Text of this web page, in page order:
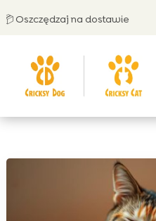
na dostawie